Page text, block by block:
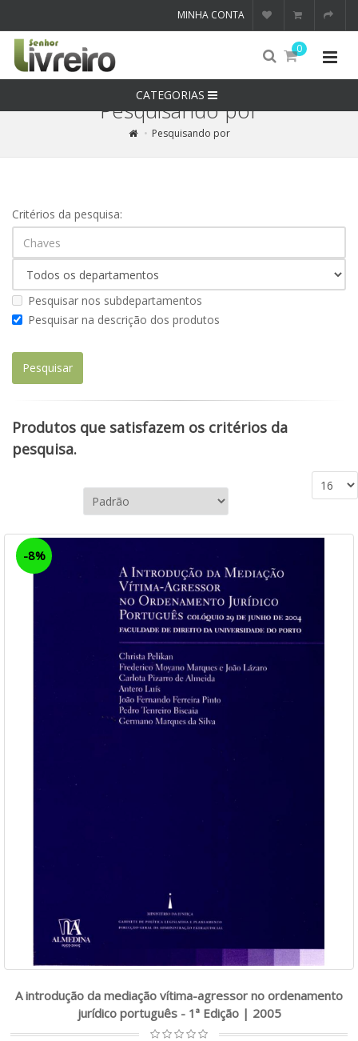
MINHA CONTA
0
CATEGORIAS
Pesquisando por
Pesquisando por
Critérios da pesquisa:
Pesquisar nos subdepartamentos
Pesquisar na descrição dos produtos
Produtos que satisfazem os critérios da
pesquisa.
-8%
A introdução da mediação vítima-agressor no ordenamento
jurídico português - 1ª Edição | 2005